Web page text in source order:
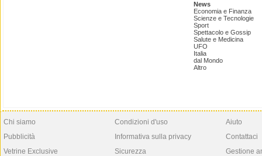
News
Economia e Finanza
Scienze e Tecnologie
Sport
Spettacolo e Gossip
Salute e Medicina
UFO
Italia
dal Mondo
Altro
Chi siamo
Pubblicità
Vetrine Exclusive
Condizioni d'uso
Informativa sulla privacy
Sicurezza
Aiuto
Contattaci
Gestione